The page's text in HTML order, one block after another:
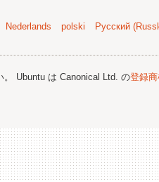
Nederlands polski Русский
。 Ubuntu は Canonical Ltd. の登録